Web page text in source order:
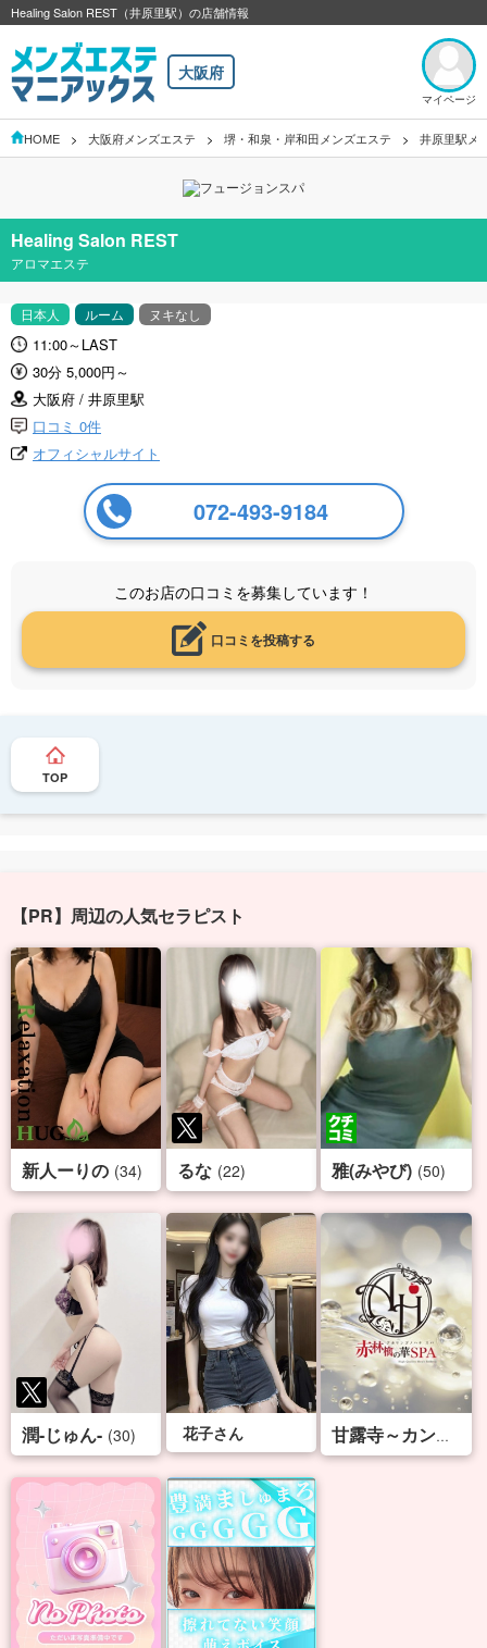
Healing Salon REST（井原里駅）の店舗情報
大阪府
マイページ
HOME 大阪府メンズエステ 堺・和泉・岸和田メンズエステ 井原里駅メ
Healing Salon REST
アロマエステ
日本人 ルーム ヌキなし
11:00～LAST
30分 5,000円～
大阪府 / 井原里駅
口コミ 0件
オフィシャルサイト
072-493-9184
このお店の口コミを募集しています！
口コミを投稿する
TOP
【PR】周辺の人気セラピスト
新人ーりの (34) るな (22) 雅(みやび) (50)
潤-じゅん- (30) 花子さん 甘露寺～カンロジ～